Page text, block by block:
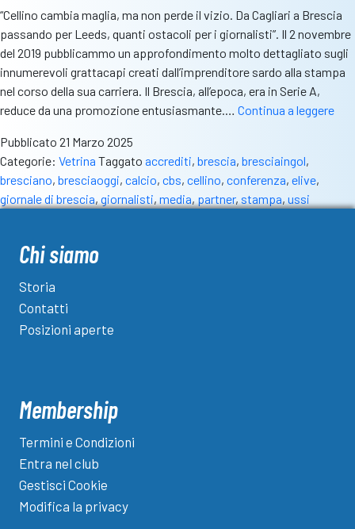
“Cellino cambia maglia, ma non perde il vizio. Da Cagliari a Brescia
passando per Leeds, quanti ostacoli per i giornalisti”. Il 2 novembre
del 2019 pubblicammo un approfondimento molto dettagliato sugli
innumerevoli grattacapi creati dall’imprenditore sardo alla stampa
nel corso della sua carriera. Il Brescia, all’epoca, era in Serie A,
reduce da una promozione entusiasmante.… Continua a leggere
un
Pubblicato 21 Marzo 2025
Categorie: Vetrina Taggato accrediti, brescia, bresciaingol,
bresciano, bresciaoggi, calcio, cbs, cellino, conferenza, elive,
giornale di brescia, giornalisti, media, partner, stampa, ussi
Chi siamo
Storia
Contatti
Posizioni aperte
Membership
Termini e Condizioni
Entra nel club
Gestisci Cookie
Modifica la privacy